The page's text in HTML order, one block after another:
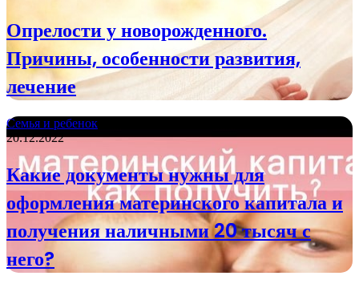
Опрелости у новорожденного.
Причины, особенности развития,
лечение
Семья и ребенок
20.12.2022
Какие документы нужны для
оформления материнского капитала и
получения наличными 20 тысяч с
него?